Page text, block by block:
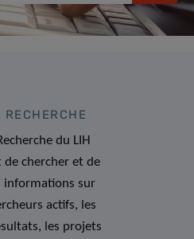
RECHERCHE
du LIH
chercher et de
informations sur
actifs, les
les projets